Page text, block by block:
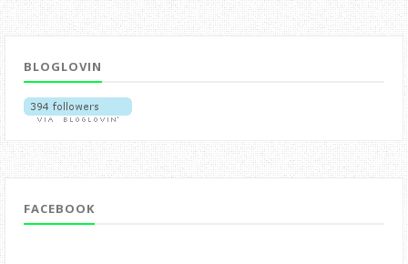
BLOGLOVIN
FACEBOOK